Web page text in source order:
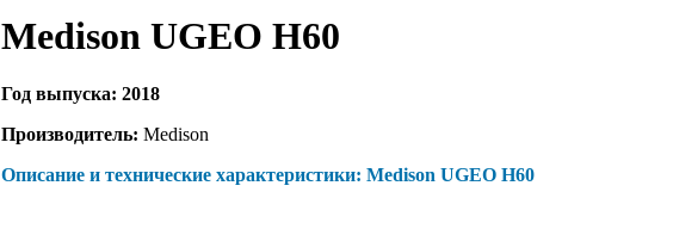
Medison UGEO H60
Год выпуска: 2018
Производитель: Medison
Описание и технические характеристики: Medison UGEO H60